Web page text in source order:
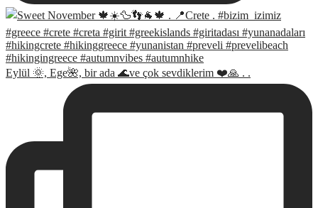
Eylül 🌞, Ege🌺, bir ada 🌊ve çok sevdiklerim ❤️🙏 . .